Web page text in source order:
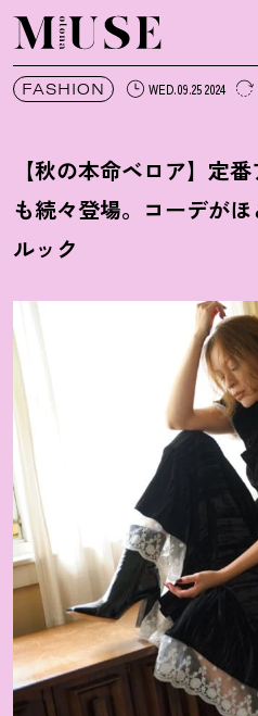
オトナミューズ ウェブ
FASHION WED.09.25 2024
【秋の本命ベロア】定
も続々登場。コーデが
ルック